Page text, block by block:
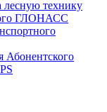
технику
ГЛОНАСС
Абонентского